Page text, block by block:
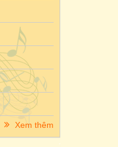
Xem thêm